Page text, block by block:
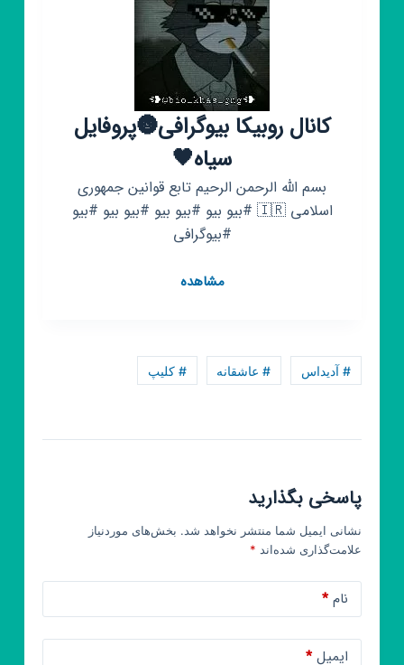
کانال روبیکا بیوگرافی🌚پروفایل
سیاه🖤
بسم الله الرحمن الرحیم تابع قوانین جمهوری
اسلامی 🇮🇷 #بیو بیو #بیو بیو #بیو بیو #بیو
#بیوگرافی
مشاهدهکانال
پروفایل
سیاه
# آدیداس # عاشقانه # کلیپ
پاسخی بگذارید
نشانی ایمیل شما منتشر نخواهد شد. بخش‌های موردنیاز
علامت‌گذاری شده‌اند *
نام*
ایمیل*